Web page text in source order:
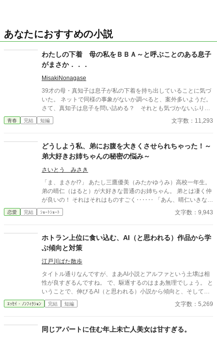
あなたにおすすめの小説
わたしの下着 母の私をＢＢＡ～と呼ぶことのある息子
がまさか．．．
MisakiNonagase
39才の母・真知子は息子が私の下着を持ち出していることに気づ
いた。 ネットで同様の事象がないか調べると、案外多いようだ。
さて、真知子は息子を問い詰める？ それとも気づかないふりを
青春 完結 短編 文字数：11,293
どうしよう私、弟にお腹を大きくさせられちゃった！～
弟大好きお姉ちゃんの秘密の悩み～
さいとう みさき
「ま、まさか!?」 あたし三鷹優美（みたかゆうみ）高校一年生。
弟の晴仁（はると）が大好きな普通のお姉ちゃん。 弟とは凄く仲
が良いの！ それはそれはものすごく‥‥‥ 「あん、晴仁いきなり
そんなのお口に入らないよぉ～♡」 そんな関係のあたしたち。 で
もある日トイレであたしはアレが来そうなのになかなか来ないの
お腹が出て来てる!?」 お姉ちゃんの秘密の悩みです。
恋愛 完結 ｼｮｰﾄｼｮｰﾄ 文字数：9,943
ホトラン上位に食い込む、AI（と思われる）作品から学
ぶ傾向と対策
江戸川ばた散歩
タイトル通りなんですが、まあAI小説とアルファという土壌は相
性が良すぎるんですね。 で、駆逐するのはまあ無理でしょう。 と
いうことで、伸びるAI（と思われる）小説から傾向と、そして自
筆系にも生かせること、そしてAIには無理なことに関して。
ｴｯｾｲ・ﾉﾝﾌｨｸｼｮﾝ 完結 短編 文字数：5,269
同じアパートに住む年上未亡人美女は甘すぎる。